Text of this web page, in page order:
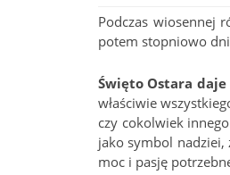
Podczas wiosennej
potem stopniowo dni
Święto Ostara
właściwie
czy cokolwiek
jako symbol nadziei,
moc i pasję